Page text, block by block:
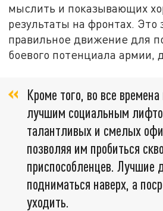
мыслить и показывающих
результаты на фронтах. Это
правильное движение для
боевого потенциала армии,
Кроме того, во все
лучшим социальным
талантливых и смелых
позволяя им пробиться
приспособленцев. Лучшие
подниматься наверх, а
уходить.